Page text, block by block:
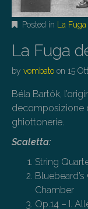
Posted in La
La Fuga
by vombato on 15
Béla Bartók,
decomposizione
ghiottonerie.
Scaletta:
String
Chamber
Op.14 – I.